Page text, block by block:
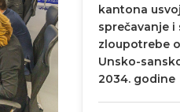
kantona
sprečavanje i
zloupotrebe
Unsko-
2034. godine